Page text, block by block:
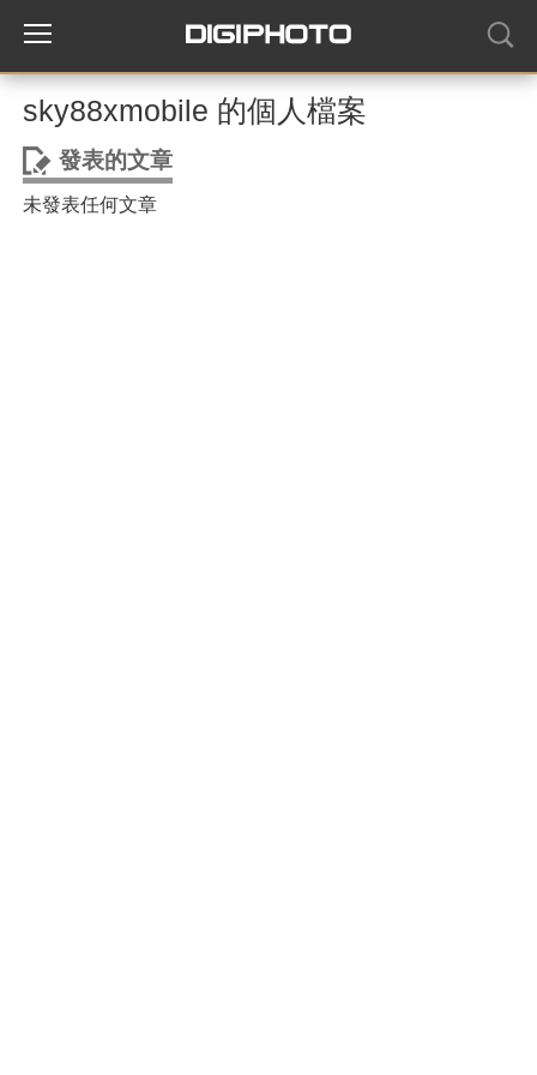
sky88xmobile 的個人檔案
發表的文章
未發表任何文章